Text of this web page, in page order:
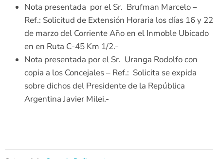
Nota presentada por el Sr. Brufman Marcelo –
Ref.: Solicitud de Extensión Horaria los días 16 y 22
de marzo del Corriente Año en el Inmoble Ubicado
en en Ruta C-45 Km 1/2.-
Nota presentada por el Sr. Uranga Rodolfo con
copia a los Concejales – Ref.: Solicita se expida
sobre dichos del Presidente de la República
Argentina Javier Milei.-